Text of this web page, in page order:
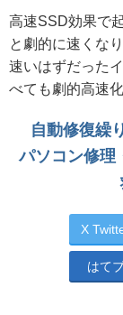
高速SSD効果で
と劇的に速くなり
速いはずだった
べても劇的高速化
自動修復繰
パソコン修理
X
はて